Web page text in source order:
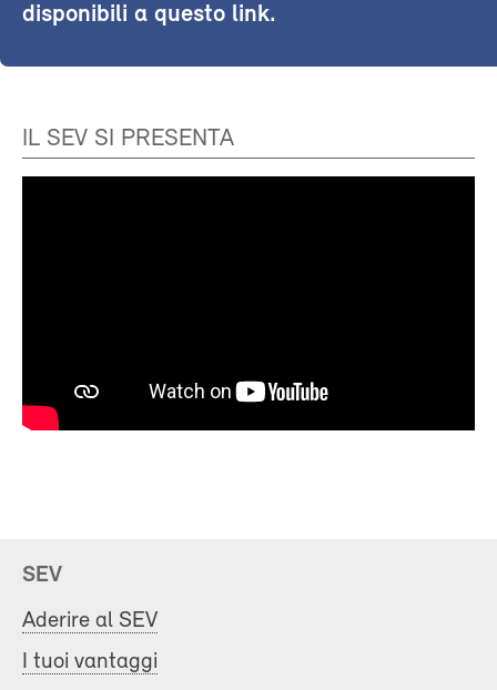
disponibili a questo link.
IL SEV SI PRESENTA
SEV
Aderire al SEV
I tuoi vantaggi